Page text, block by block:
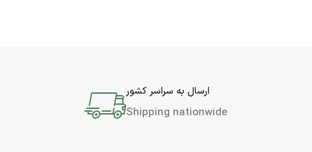
ارسال به سراسر کشور
Shipping nationwide